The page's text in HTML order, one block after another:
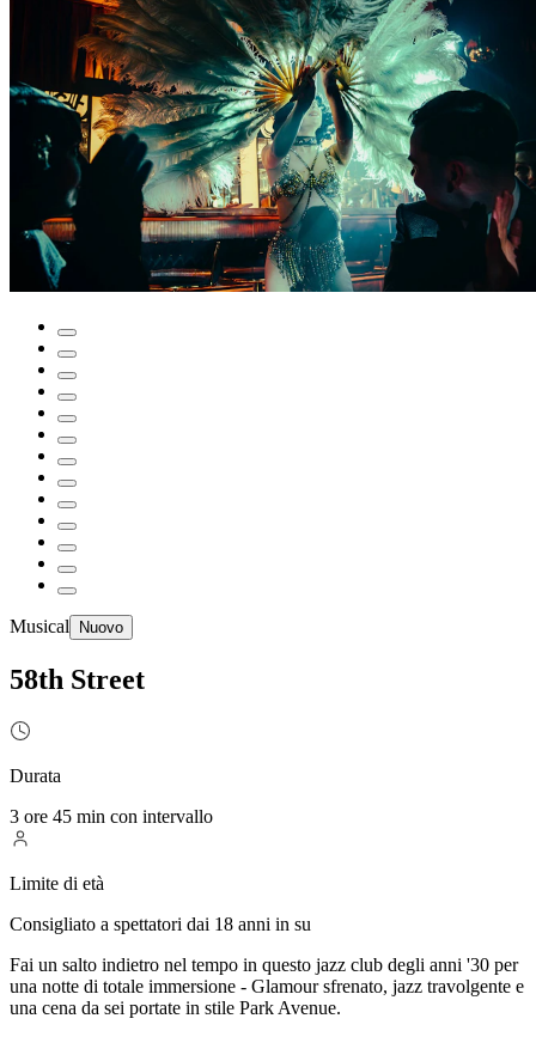
Musical Nuovo
58th Street
Durata
3 ore 45 min con intervallo
Limite di età
Consigliato a spettatori dai 18 anni in su
Fai un salto indietro nel tempo in questo jazz club degli anni '30 per
una notte di totale immersione - Glamour sfrenato, jazz travolgente e
una cena da sei portate in stile Park Avenue.